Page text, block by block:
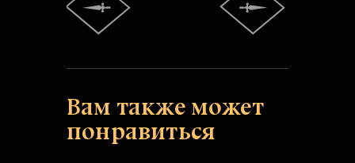
Вам также может
понравиться